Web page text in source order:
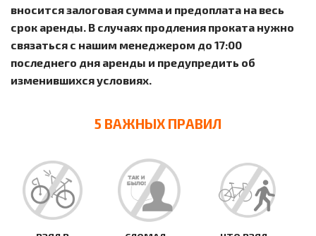
вносится залоговая сумма и предоплата на весь
срок аренды. В случаях продления проката нужно
связаться с нашим менеджером до 17:00
последнего дня аренды и предупредить об
изменившихся условиях.
5 ВАЖНЫХ ПРАВИЛ